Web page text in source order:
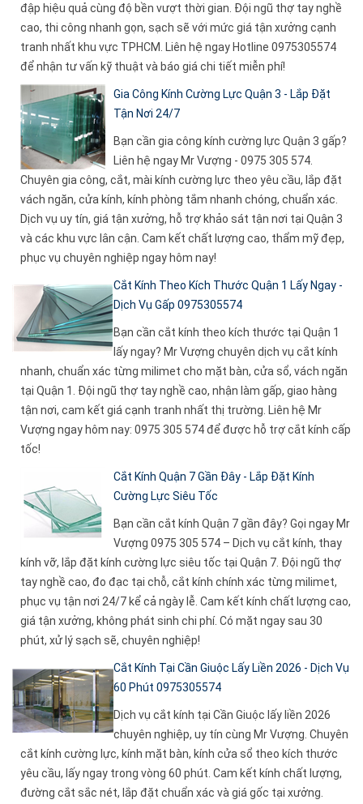
đập hiệu quả cùng độ bền vượt thời gian. Đội ngũ thợ tay nghề
cao, thi công nhanh gọn, sạch sẽ với mức giá tận xưởng cạnh
tranh nhất khu vực TPHCM. Liên hệ ngay Hotline 0975305574
để nhận tư vấn kỹ thuật và báo giá chi tiết miễn phí!
Gia Công Kính Cường Lực Quận 3 - Lắp Đặt
Tận Nơi 24/7
Bạn cần gia công kính cường lực Quận 3 gấp?
Liên hệ ngay Mr Vượng - 0975 305 574.
Chuyên gia công, cắt, mài kính cường lực theo yêu cầu, lắp đặt
vách ngăn, cửa kính, kính phòng tắm nhanh chóng, chuẩn xác.
Dịch vụ uy tín, giá tận xưởng, hỗ trợ khảo sát tận nơi tại Quận 3
và các khu vực lân cận. Cam kết chất lượng cao, thẩm mỹ đẹp,
phục vụ chuyên nghiệp ngay hôm nay!
Cắt Kính Theo Kích Thước Quận 1 Lấy Ngay -
Dịch Vụ Gấp 0975305574
Bạn cần cắt kính theo kích thước tại Quận 1
lấy ngay? Mr Vượng chuyên dịch vụ cắt kính
nhanh, chuẩn xác từng milimet cho mặt bàn, cửa sổ, vách ngăn
tại Quận 1. Đội ngũ thợ tay nghề cao, nhận làm gấp, giao hàng
tận nơi, cam kết giá cạnh tranh nhất thị trường. Liên hệ Mr
Vượng ngay hôm nay: 0975 305 574 để được hỗ trợ cắt kính cấp
tốc!
Cắt Kính Quận 7 Gần Đây - Lắp Đặt Kính
Cường Lực Siêu Tốc
Bạn cần cắt kính Quận 7 gần đây? Gọi ngay Mr
Vượng 0975 305 574 – Dịch vụ cắt kính, thay
kính vỡ, lắp đặt kính cường lực siêu tốc tại Quận 7. Đội ngũ thợ
tay nghề cao, đo đạc tại chỗ, cắt kính chính xác từng milimet,
phục vụ tận nơi 24/7 kể cả ngày lễ. Cam kết kính chất lượng cao,
giá tận xưởng, không phát sinh chi phí. Có mặt ngay sau 30
phút, xử lý sạch sẽ, chuyên nghiệp!
Cắt Kính Tại Cần Giuộc Lấy Liền 2026 - Dịch Vụ
60 Phút 0975305574
Dịch vụ cắt kính tại Cần Giuộc lấy liền 2026
chuyên nghiệp, uy tín cùng Mr Vượng. Chuyên
cắt kính cường lực, kính mặt bàn, kính cửa sổ theo kích thước
yêu cầu, lấy ngay trong vòng 60 phút. Cam kết kính chất lượng,
đường cắt sắc nét, lắp đặt chuẩn xác và giá gốc tại xưởng.